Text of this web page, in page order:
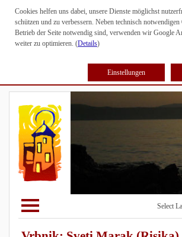
Cookies helfen uns dabei, unsere Dienste möglichst
schützen und zu verbessern. Neben technisch
Betrieb der Seite notwendig sind, verwenden wir Google
weiter zu optimieren. (Details)
Einstellungen
Select